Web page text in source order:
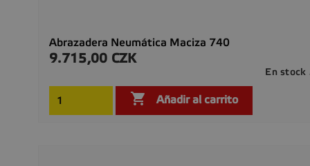
Abrazadera Neumática Maciza 740
Precio
9.715,00 CZK
En stock
 Añadir al carrito